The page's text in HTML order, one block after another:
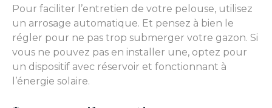
Pour faciliter l’entretien de votre pelouse, utilisez
un arrosage automatique. Et pensez à bien le
régler pour ne pas trop submerger votre gazon. Si
vous ne pouvez pas en installer une, optez pour
un dispositif avec réservoir et fonctionnant à
l’énergie solaire.